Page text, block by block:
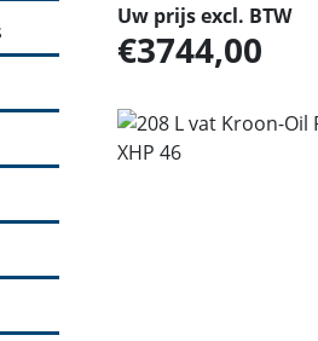
Uw prijs excl. BTW
3744,00